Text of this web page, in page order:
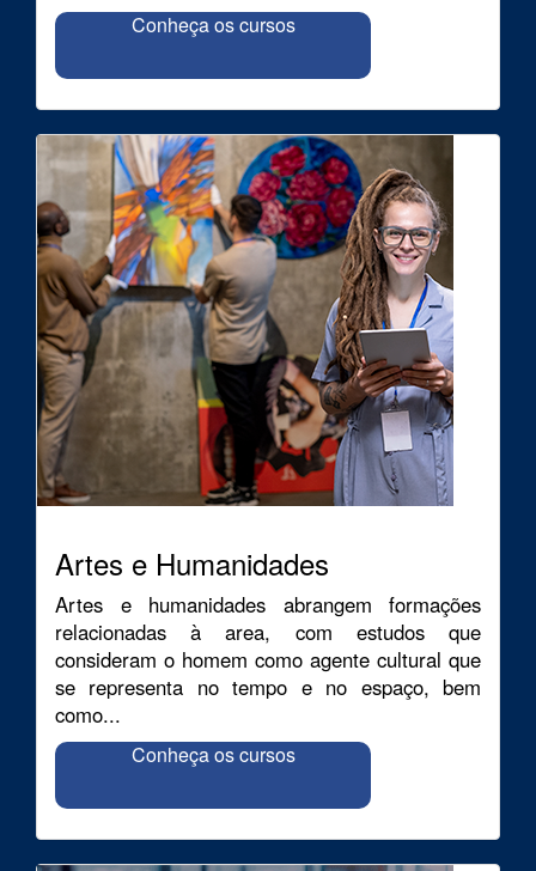
Conheça os cursos
Artes e Humanidades
Artes e humanidades abrangem formações
relacionadas à area, com estudos que
consideram o homem como agente cultural que
se representa no tempo e no espaço, bem
como...
Conheça os cursos